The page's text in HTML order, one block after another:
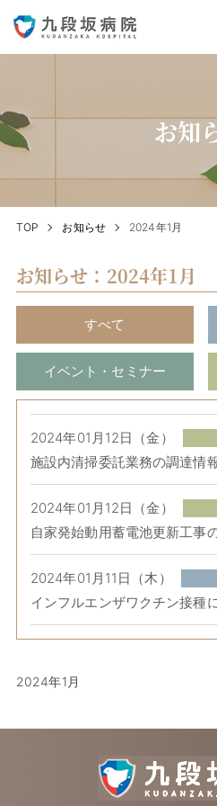
お知
TOP お知らせ 2024年1月
お知らせ：2024年1月
すべて
イベント・セミナー
2024年01月12日（金）
施設内清掃委託業務の調達情
2024年01月12日（金）
自家発始動用蓄電池更新工事
2024年01月11日（木）
インフルエンザワクチン接種
2024年1月